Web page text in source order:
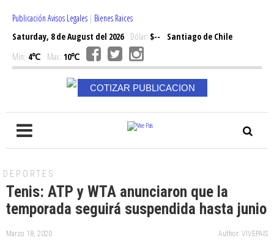
Publicación Avisos Legales | Bienes Raices
Saturday, 8 de August del 2026Dólar: $--
Santiago de Chile
Min: 4℃ Max: 10℃
COTIZAR PUBLICACION
DEPORTES
Tenis: ATP y WTA anunciaron que la
temporada seguirá suspendida hasta junio
Marzo 18, 2020 Author: VIVEPAIS